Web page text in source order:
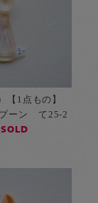
【1点もの】
ーン て25-2
SOLD